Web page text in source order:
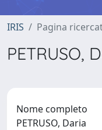
IRIS Pagina
PETRUSO,
Nome completo
PETRUSO, Daria